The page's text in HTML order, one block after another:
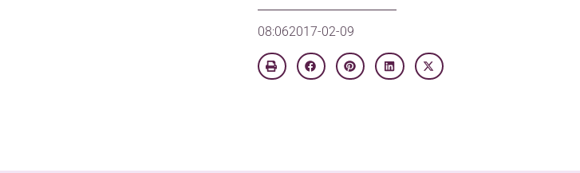
08:062017-02-09